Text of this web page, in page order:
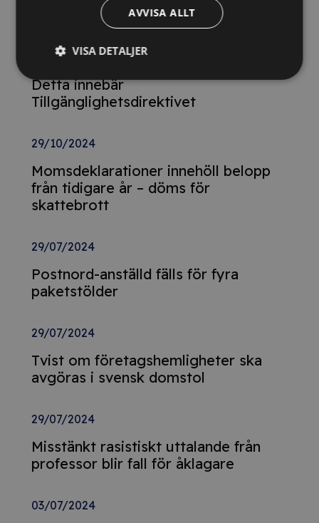
upphandlingar med våra nya kurser
26/02/2025
Detta innebär
Tillgänglighetsdirektivet
29/10/2024
Momsdeklarationer innehöll belopp
från tidigare år – döms för
skattebrott
29/07/2024
Postnord-anställd fälls för fyra
paketstölder
29/07/2024
Tvist om företagshemligheter ska
avgöras i svensk domstol
29/07/2024
Misstänkt rasistiskt uttalande från
professor blir fall för åklagare
03/07/2024
AVVISA ALLT
VISA DETALJER